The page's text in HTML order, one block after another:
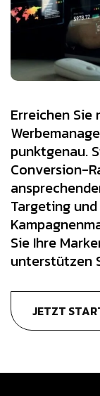
Erreichen Sie
punktgenau.
Conversion-
Targeting
Sie Ihre
unterstützen
JETZT